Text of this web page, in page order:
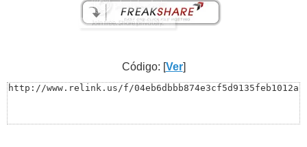
Código: [Ver]
http://www.relink.us/f/04eb6dbbb874e3cf5d9135feb1012a